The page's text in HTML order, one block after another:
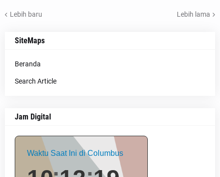
Lebih baru Lebih lama
SiteMaps
Beranda
Search Article
Jam Digital
Waktu Saat Ini di Columbus